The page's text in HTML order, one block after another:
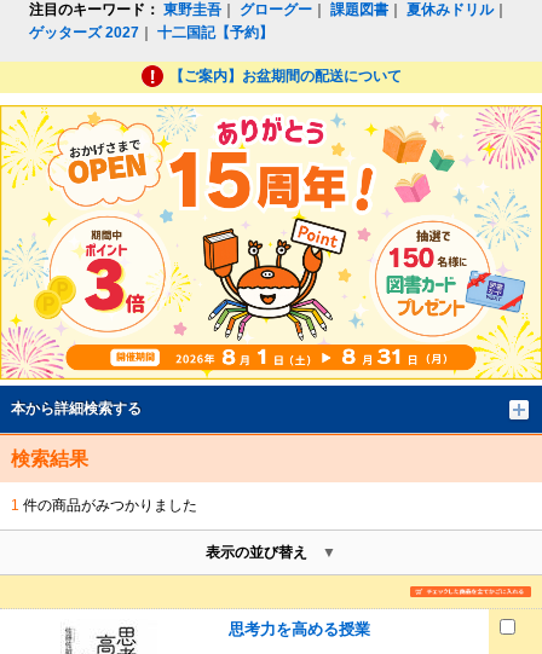
注目のキーワード： 東野圭吾 グローグー ｜課題図書 ｜夏休みドリル｜
ゲッターズ 2027 ｜十二国記【予約】
【ご案内】お盆期間の配送について
本から詳細検索する
検索結果
1 件の商品がみつかりました
表示の並び替え
思考力を高める授業